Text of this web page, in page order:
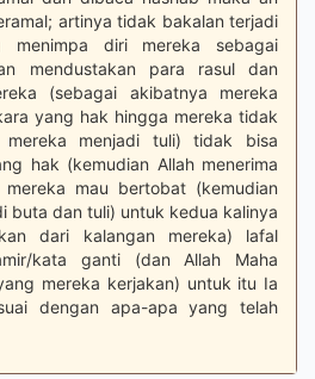
artinya tidak bakalan terjadi
menimpa diri mereka sebagai
mendustakan para rasul dan
(sebagai akibatnya mereka
yang hak hingga mereka tidak
mereka menjadi tuli) tidak bisa
hak (kemudian Allah menerima
mau bertobat (kemudian
buta dan tuli) untuk kedua kalinya
dari kalangan mereka) lafal
kata ganti (dan Allah Maha
mereka kerjakan) untuk itu Ia
dengan apa-apa yang telah